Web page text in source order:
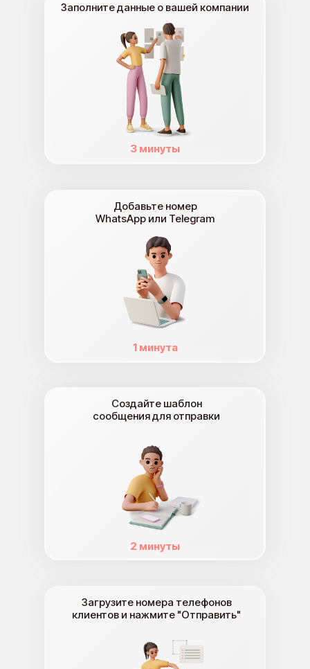
Заполните данные о вашей компании
Добавьте номер
WhatsApp или Telegram
Загрузите номера телефонов
клиентов и нажмите "Отправить"
Создайте шаблон
сообщения для отправки
3 минуты
1 минута
2 минуты